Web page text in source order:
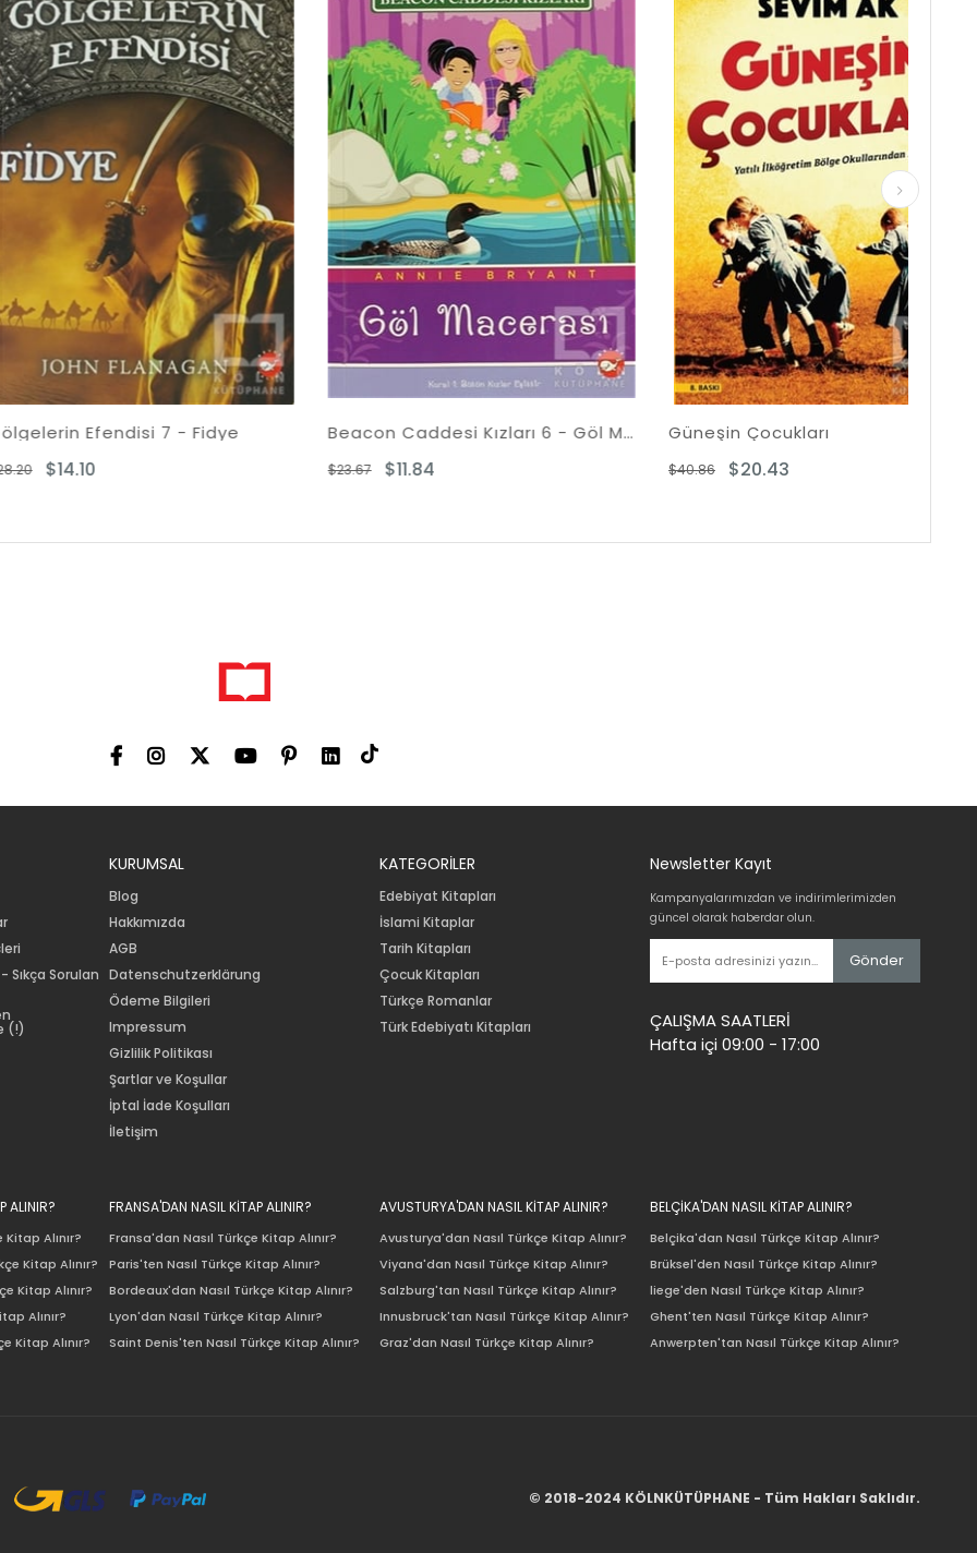
Efendisi 7 - Fidye
%50İndirim
Beacon Caddesi Kızları 6 - Göl Macerası
$11.84
%50İndirim
Güneşin Çocukları
$20.43
%50İndirim
Sıkça Sorulan
(!)
KURUMSAL
Blog
Hakkımızda
AGB
Datenschutzerklärung
Ödeme Bilgileri
Impressum
Gizlilik Politikası
Şartlar ve Koşullar
İptal İade Koşulları
İletişim
KATEGORİLER
Edebiyat Kitapları
İslami Kitaplar
Tarih Kitapları
Çocuk Kitapları
Türkçe Romanlar
Türk Edebiyatı Kitapları
Newsletter Kayıt
Kampanyalarımızdan ve indirimlerimizden
güncel olarak haberdar olun.
Gönder
ÇALIŞMA SAATLERİ
Hafta içi 09:00 - 17:00
ALINIR?
Alınır?
Kitap Alınır?
Kitap Alınır?
Alınır?
Kitap Alınır?
FRANSA'DAN NASIL KİTAP ALINIR?
Fransa'dan Nasıl Türkçe Kitap Alınır?
Paris'ten Nasıl Türkçe Kitap Alınır?
Bordeaux'dan Nasıl Türkçe Kitap Alınır?
Lyon'dan Nasıl Türkçe Kitap Alınır?
Saint Denis'ten Nasıl Türkçe Kitap Alınır?
AVUSTURYA'DAN NASIL KİTAP ALINIR?
Avusturya'dan Nasıl Türkçe Kitap Alınır?
Viyana'dan Nasıl Türkçe Kitap Alınır?
Salzburg'tan Nasıl Türkçe Kitap Alınır?
Innusbruck'tan Nasıl Türkçe Kitap Alınır?
Graz'dan Nasıl Türkçe Kitap Alınır?
BELÇİKA'DAN NASIL KİTAP ALINIR?
Belçika'dan Nasıl Türkçe Kitap Alınır?
Brüksel'den Nasıl Türkçe Kitap Alınır?
liege'den Nasıl Türkçe Kitap Alınır?
Ghent'ten Nasıl Türkçe Kitap Alınır?
Anwerpten'tan Nasıl Türkçe Kitap Alınır?
© 2018-2024 KÖLNKÜTÜPHANE - Tüm Hakları Saklıdır.